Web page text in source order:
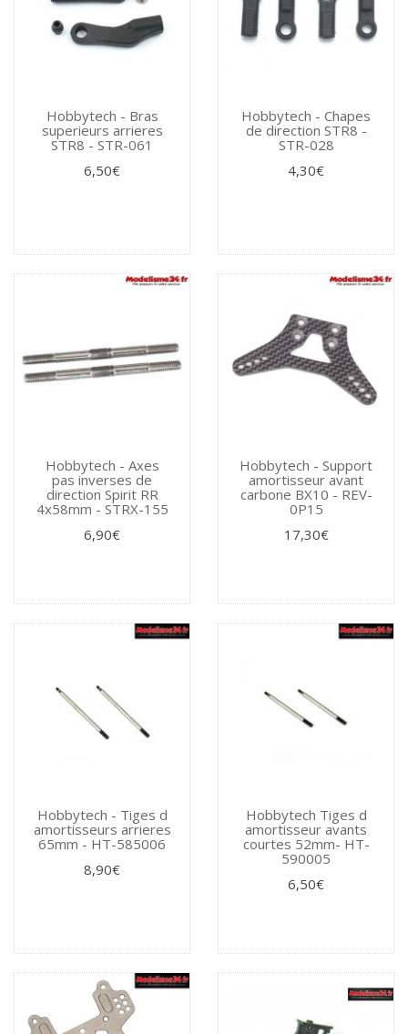
Hobbytech - Bras
superieurs arrieres
STR8 - STR-061
6,50€
Hobbytech - Chapes
de direction STR8 -
STR-028
4,30€
Hobbytech - Axes
pas inverses de
direction Spirit RR
4x58mm - STRX-155
6,90€
Hobbytech - Support
amortisseur avant
carbone BX10 - REV-
0P15
17,30€
Hobbytech - Tiges d
amortisseurs arrieres
65mm - HT-585006
8,90€
Hobbytech Tiges d
amortisseur avants
courtes 52mm- HT-
590005
6,50€